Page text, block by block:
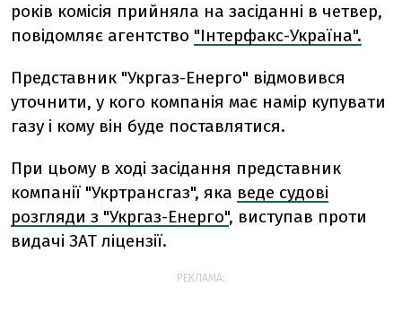
років комісія прийняла на засіданні в четвер,
повідомляє агентство "Інтерфакс-Україна".
Представник "Укргаз-Енерго" відмовився
уточнити, у кого компанія має намір купувати
газу і кому він буде поставлятися.
При цьому в ході засідання представник
компанії "Укртрансгаз", яка веде судові
розгляди з "Укргаз-Енерго", виступав проти
видачі ЗАТ ліцензії.
РЕКЛАМА: